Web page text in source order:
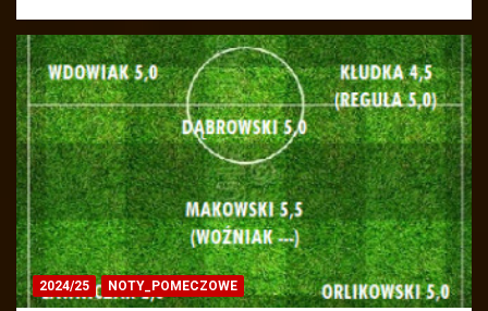
2024/25 NOTY_POMECZOWE